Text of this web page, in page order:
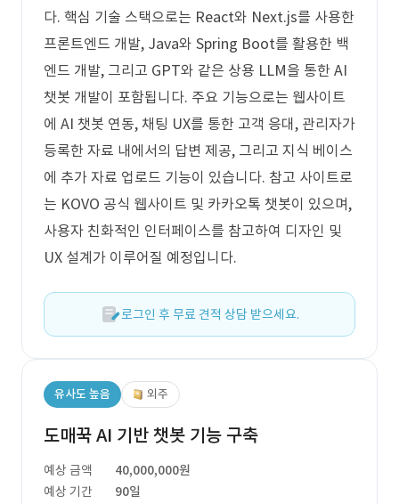
다. 핵심 기술 스택으로는 React와 Next.js를 사용한
프론트엔드 개발, Java와 Spring Boot를 활용한 백
엔드 개발, 그리고 GPT와 같은 상용 LLM을 통한 AI
챗봇 개발이 포함됩니다. 주요 기능으로는 웹사이트
에 AI 챗봇 연동, 채팅 UX를 통한 고객 응대, 관리자가
등록한 자료 내에서의 답변 제공, 그리고 지식 베이스
에 추가 자료 업로드 기능이 있습니다. 참고 사이트로
는 KOVO 공식 웹사이트 및 카카오톡 챗봇이 있으며,
사용자 친화적인 인터페이스를 참고하여 디자인 및
UX 설계가 이루어질 예정입니다.
로그인 후 무료 견적 상담 받으세요.
유사도 높음 외주
도매꾹 AI 기반 챗봇 기능 구축
예상 금액
40,000,000원
예상 기간
90일